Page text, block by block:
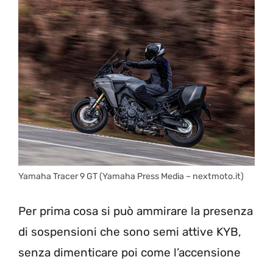
Yamaha Tracer 9 GT (Yamaha Press Media – nextmoto.it)
Per prima cosa si può ammirare la presenza
di sospensioni che sono semi attive KYB,
senza dimenticare poi come l’accensione